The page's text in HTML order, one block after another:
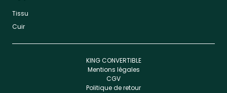
Tissu
Cuir
KING CONVERTIBLE
Mentions légales
CGV
Politique de retour